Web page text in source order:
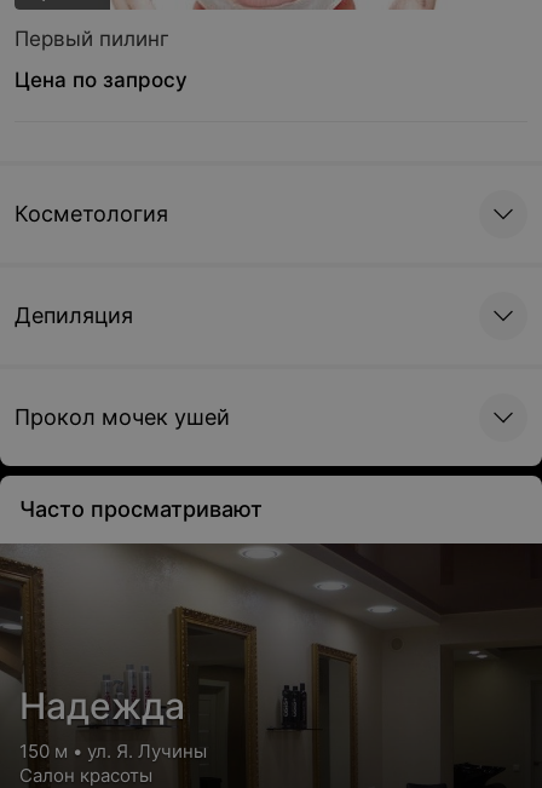
Первый пилинг
Цена по запросу
Косметология
Депиляция
Прокол мочек ушей
Часто просматривают
Надежда
150 м • ул. Я. Лучины
Салон красоты